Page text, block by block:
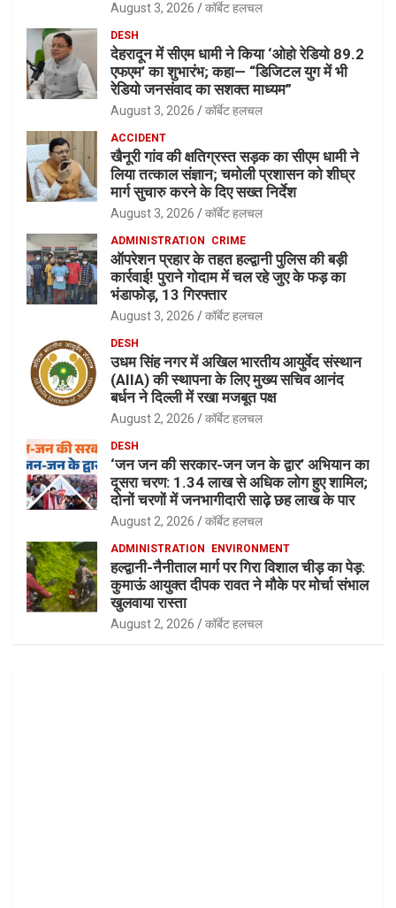
August 3, 2026 कॉर्बेट हलचल
DESH
देहरादून में सीएम धामी ने किया ‘ओहो रेडियो 89.2
एफएम’ का शुभारंभ; कहा— “डिजिटल युग में भी
रेडियो जनसंवाद का सशक्त माध्यम”
August 3, 2026 कॉर्बेट हलचल
ACCIDENT
खैनूरी गांव की क्षतिग्रस्त सड़क का सीएम धामी ने
लिया तत्काल संज्ञान; चमोली प्रशासन को शीघ्र
मार्ग सुचारु करने के दिए सख्त निर्देश
August 3, 2026 कॉर्बेट हलचल
ADMINISTRATION CRIME
ऑपरेशन प्रहार के तहत हल्द्वानी पुलिस की बड़ी
कार्रवाई! पुराने गोदाम में चल रहे जुए के फड़ का
भंडाफोड़, 13 गिरफ्तार
August 3, 2026 कॉर्बेट हलचल
DESH
उधम सिंह नगर में अखिल भारतीय आयुर्वेद संस्थान
(AIIA) की स्थापना के लिए मुख्य सचिव आनंद
बर्धन ने दिल्ली में रखा मजबूत पक्ष
August 2, 2026 कॉर्बेट हलचल
DESH
‘जन जन की सरकार-जन जन के द्वार’ अभियान का
दूसरा चरण: 1.34 लाख से अधिक लोग हुए शामिल;
दोनों चरणों में जनभागीदारी साढ़े छह लाख के पार
August 2, 2026 कॉर्बेट हलचल
ADMINISTRATION ENVIRONMENT
हल्द्वानी-नैनीताल मार्ग पर गिरा विशाल चीड़ का पेड़:
कुमाऊं आयुक्त दीपक रावत ने मौके पर मोर्चा संभाल
खुलवाया रास्ता
August 2, 2026 कॉर्बेट हलचल